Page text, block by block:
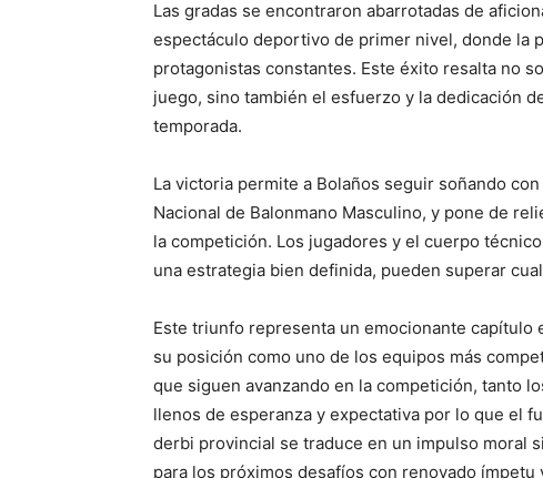
Las gradas se encontraron abarrotadas de
espectáculo deportivo de primer nivel, donde la
protagonistas constantes. Este éxito resalta no
juego, sino también el esfuerzo y la dedicación
temporada.
La victoria permite a Bolaños seguir soñando
Nacional de Balonmano Masculino, y pone de
la competición. Los jugadores y el cuerpo
una estrategia bien definida, pueden superar
Este triunfo representa un emocionante
su posición como uno de los equipos más
que siguen avanzando en la competición, tanto
llenos de esperanza y expectativa por lo que el
derbi provincial se traduce en un impulso moral
para los próximos desafíos con renovado ímpetu